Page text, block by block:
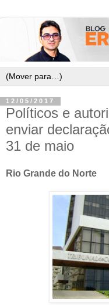
12/05/2017
Políticos e
enviar
31 de maio
Rio Grande do Norte